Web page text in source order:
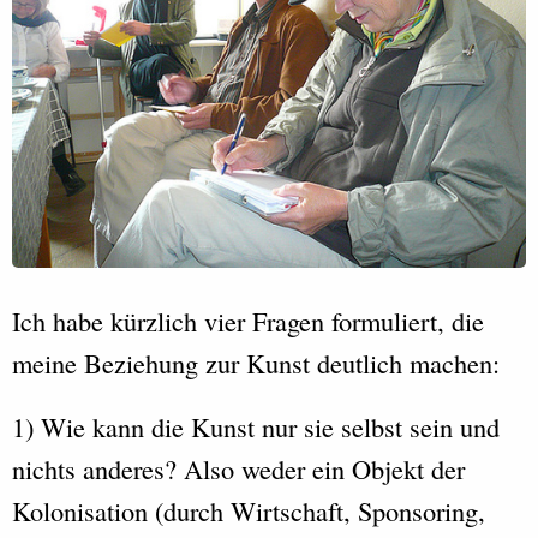
Ich habe kürzlich vier Fragen formuliert, die
meine Beziehung zur Kunst deutlich machen:
1) Wie kann die Kunst nur sie selbst sein und
nichts anderes? Also weder ein Objekt der
Kolonisation (durch Wirtschaft, Sponsoring,